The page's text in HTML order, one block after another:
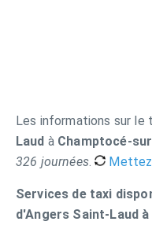
Les informations sur le
Laud à Champtocé-
326 journées. Mettez
Services de taxi
d'Angers Saint-Laud